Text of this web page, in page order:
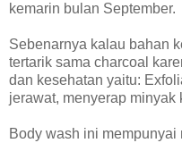
kemarin bulan September.
Sebenarnya kalau bahan
tertarik sama charcoal
dan kesehatan yaitu:
jerawat, menyerap minyak
Body wash ini mempunyai